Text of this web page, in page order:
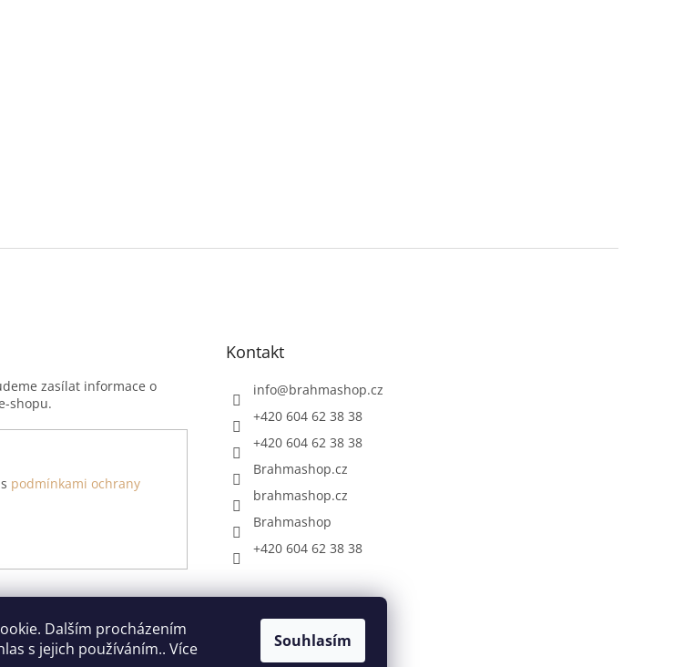
Dalším procházením
s jejich používáním.. Více
Souhlasím
zasílat informace o
shopu.
podmínkami ochrany
Kontakt
info@brahmashop.cz
+420 604 62 38 38
+420 604 62 38 38
Brahmashop.cz
brahmashop.cz
Brahmashop
+420 604 62 38 38